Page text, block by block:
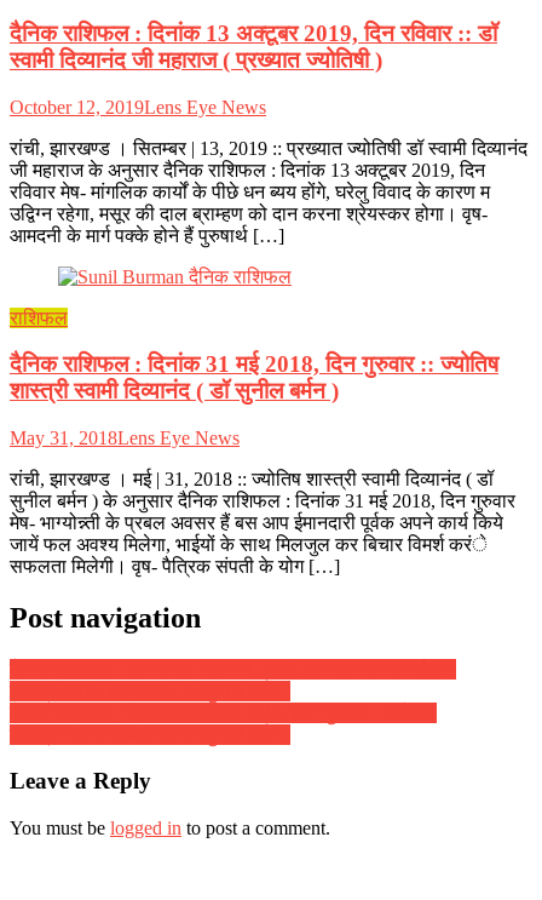
दैनिक राशिफल : दिनांक 13 अक्टूबर 2019, दिन रविवार :: डॉ
स्वामी दिव्यानंद जी महाराज ( प्रख्यात ज्योतिषी )
October 12, 2019Lens Eye News
रांची, झारखण्ड । सितम्बर | 13, 2019 :: प्रख्यात ज्योतिषी डॉ स्वामी दिव्यानंद
जी महाराज के अनुसार दैनिक राशिफल : दिनांक 13 अक्टूबर 2019, दिन
रविवार मेष- मांगलिक कार्यों के पीछे धन ब्यय होंगे, घरेलु विवाद के कारण म
उद्विग्न रहेगा, मसूर की दाल ब्राम्हण को दान करना श्रेयस्कर होगा। वृष-
आमदनी के मार्ग पक्के होने हैं पुरुषार्थ […]
राशिफल
दैनिक राशिफल : दिनांक 31 मई 2018, दिन गुरुवार :: ज्योतिष
शास्त्री स्वामी दिव्यानंद ( डॉ सुनील बर्मन )
May 31, 2018Lens Eye News
रांची, झारखण्ड । मई | 31, 2018 :: ज्योतिष शास्त्री स्वामी दिव्यानंद ( डॉ
सुनील बर्मन ) के अनुसार दैनिक राशिफल : दिनांक 31 मई 2018, दिन गुरुवार
मेष- भाग्योन्न्ती के प्रबल अवसर हैं बस आप ईमानदारी पूर्वक अपने कार्य किये
जायें फल अवश्य मिलेगा, भाईयों के साथ मिलजुल कर बिचार विमर्श करंे
सफलता मिलेगी। वृष- पैत्रिक संपती के योग […]
Post navigation
Leave a Reply
You must be logged in to post a comment.